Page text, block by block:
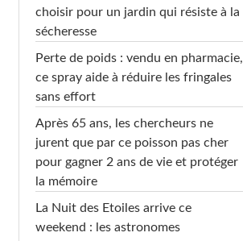
choisir pour un jardin qui résiste à la
sécheresse
Perte de poids : vendu en pharmacie,
ce spray aide à réduire les fringales
sans effort
Après 65 ans, les chercheurs ne
jurent que par ce poisson pas cher
pour gagner 2 ans de vie et protéger
la mémoire
La Nuit des Etoiles arrive ce
weekend : les astronomes